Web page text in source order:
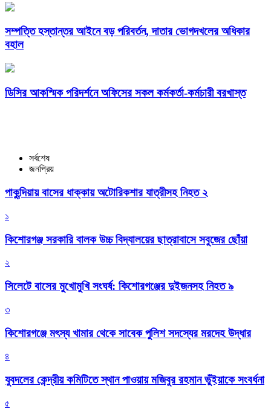
সম্পত্তি হস্তান্তর আইনে বড় পরিবর্তন, দাতার ভোগদখলের অধিকার
বহাল
ডিসির আকস্মিক পরিদর্শনে অফিসের সকল কর্মকর্তা-কর্মচারী বরখাস্ত
সর্বশেষ
জনপ্রিয়
পাকুন্দিয়ায় বাসের ধাক্কায় অটোরিকশার যাত্রীসহ নিহত ২
১
কিশোরগঞ্জ সরকারি বালক উচ্চ বিদ্যালয়ের ছাত্রাবাসে সবুজের ছোঁয়া
২
সিলেটে বাসের মুখোমুখি সংঘর্ষ: কিশোরগঞ্জের দুইজনসহ নিহত ৯
৩
কিশোরগঞ্জে মৎস্য খামার থেকে সাবেক পুলিশ সদস্যের মরদেহ উদ্ধার
৪
যুবদলের কেন্দ্রীয় কমিটিতে স্থান পাওয়ায় মজিবুর রহমান ভুঁইয়াকে সংবর্ধনা
৫